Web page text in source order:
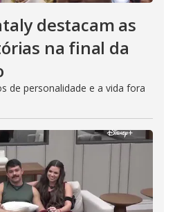
destacam as
na final da
de personalidade e a vida fora